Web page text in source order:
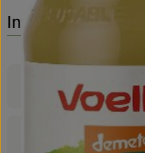
Discover suitable
Info
Product
Ingredients